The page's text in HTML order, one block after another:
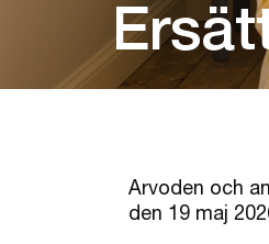
Arvoden och
den 19 maj